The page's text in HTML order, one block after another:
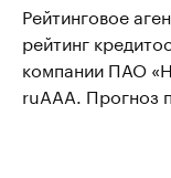
Рейтинговое
рейтинг
компании ПАО
ruAAA. Прогноз